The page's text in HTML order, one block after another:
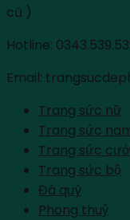
cũ )
Hotline:
Email:
Trang sức nữ
Trang sức
Trang sức
Trang sức bộ
Đá quý
Phong thuỷ